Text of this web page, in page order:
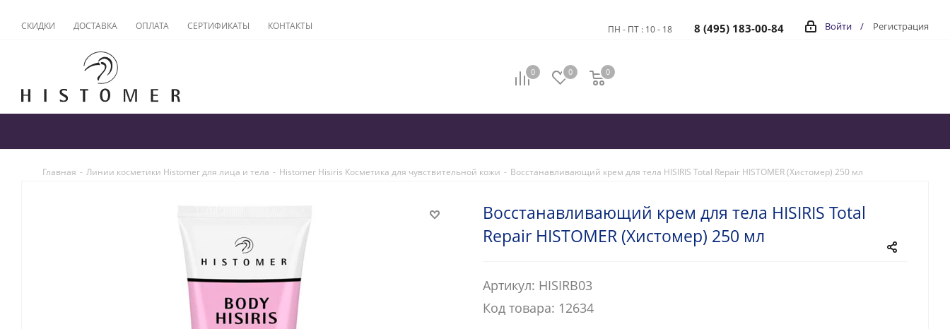
СКИДКИ ДОСТАВКА ОПЛАТА СЕРТИФИКАТЫ КОНТАКТЫ Войти / Регистрация
ПН - ПТ : 10 - 18 8 (495) 183-00-84
0 0 0
Главная - Линии косметики Histomer для лица и тела - Histomer Hisiris Косметика для чувствительной кожи - Восстанавливающий крем для тела HISIRIS Total Repair HISTOMER (Хистомер) 250 мл
Восстанавливающий крем для тела HISIRIS Total
Repair HISTOMER (Хистомер) 250 мл
Артикул: HISIRB03
Код товара: 12634